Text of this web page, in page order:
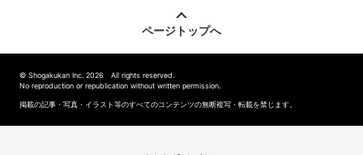
ページトップへ
© Shogakukan Inc. 2026 All rights reserved.
No reproduction or republication without written permission.
掲載の記事・写真・イラスト等のすべてのコンテンツの無断複写・転載を禁じます。